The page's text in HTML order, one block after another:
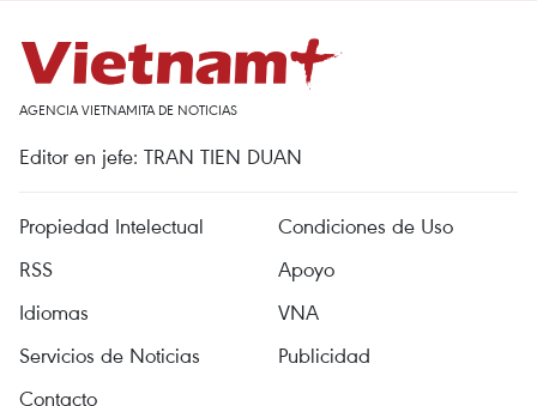
AGENCIA VIETNAMITA DE NOTICIAS
Editor en jefe: TRAN TIEN DUAN
Propiedad Intelectual
Condiciones de Uso
RSS
Apoyo
Idiomas
VNA
Servicios de Noticias
Publicidad
Contacto